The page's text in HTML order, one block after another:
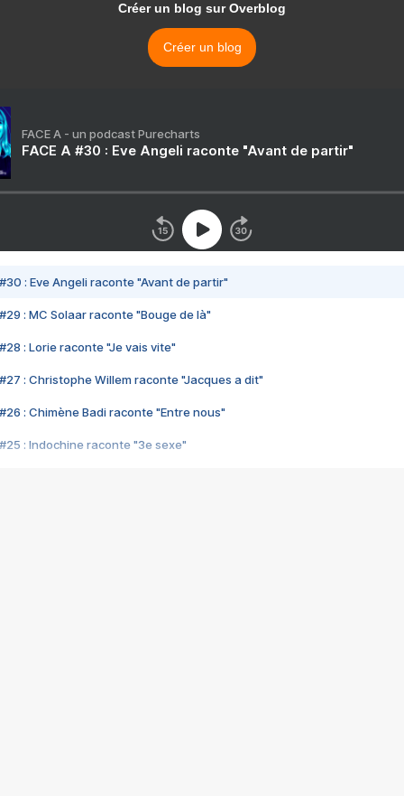
Créer un blog sur Overblog
Créer un blog
FACE A - un podcast Purecharts
FACE A #30 : Eve Angeli raconte "Avant de partir"
#30 : Eve Angeli raconte "Avant de partir"
#29 : MC Solaar raconte "Bouge de là"
#28 : Lorie raconte "Je vais vite"
#27 : Christophe Willem raconte "Jacques a dit"
#26 : Chimène Badi raconte "Entre nous"
#25 : Indochine raconte "3e sexe"